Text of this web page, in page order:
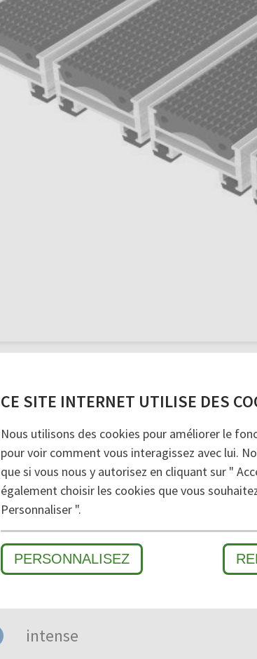
CE SITE INTERNET UTILISE DES
Nous utilisons des cookies pour améliorer le
pour voir comment vous interagissez avec lui.
que si vous nous y autorisez en cliquant sur "
également choisir les cookies que vous
Personnaliser ".
PERSONNALISEZ
les saletés et l’humidité, avec des
du bâtiment. La haute
Caoutchouc strié, profilés brosses, et
et facile à nettoyer. Fabrications en
SALETÉS 2 ZONE INTERMÉDIAIRE
À L'INTÉRIEUR
intense